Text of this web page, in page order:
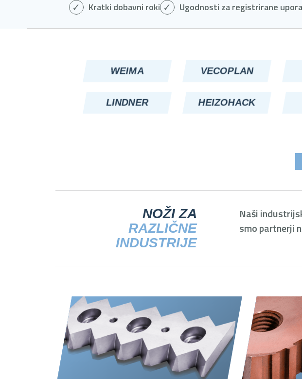
Kratki dobavni roki Ugodnosti za registrirane
WEIMA VECOPLAN
LINDNER HEIZOHACK
NOŽI ZA
RAZLIČNE
INDUSTRIJE
Naši
smo partnerji